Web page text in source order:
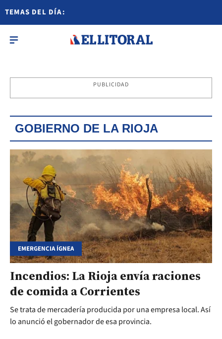
TEMAS DEL DÍA:
PUBLICIDAD
GOBIERNO DE LA RIOJA
EMERGENCIA ÍGNEA
Incendios: La Rioja envía raciones
de comida a Corrientes
Se trata de mercadería producida por una empresa local. Así
lo anunció el gobernador de esa provincia.